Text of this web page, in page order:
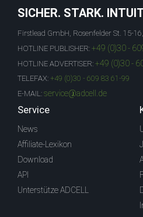
SICHER. STARK.
Firstlead GmbH, Rosenfelder St. 15-
HOTLINE PUBLISHER: +49 (0)30 -
HOTLINE ADVERTISER: +49 (0)30 -
TELEFAX: +49 (0)30 - 609 83 61-99
E-MAIL: service@adcell.de
Service
News
Affiliate-Lexikon
Download
API
Unterstütze ADCELL